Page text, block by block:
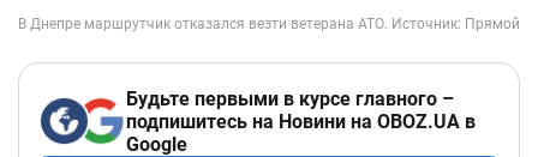
Будьте первыми в курсе главного –
подпишитесь на Новини на OBOZ.UA в
Google